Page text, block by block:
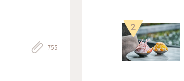
755
2